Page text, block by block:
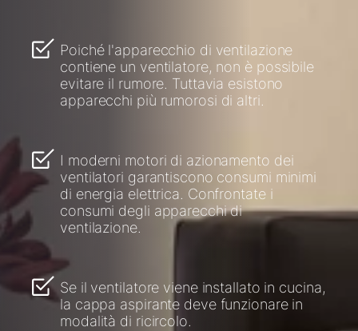
Poiché l'apparecchio di ventilazione
contiene un ventilatore, non è possibile
evitare il rumore. Tuttavia esistono
apparecchi più rumorosi di altri.
I moderni motori di azionamento dei
ventilatori garantiscono consumi minimi
di energia elettrica. Confrontate i
consumi degli apparecchi di
ventilazione.
Se il ventilatore viene installato in cucina,
la cappa aspirante deve funzionare in
modalità di ricircolo.